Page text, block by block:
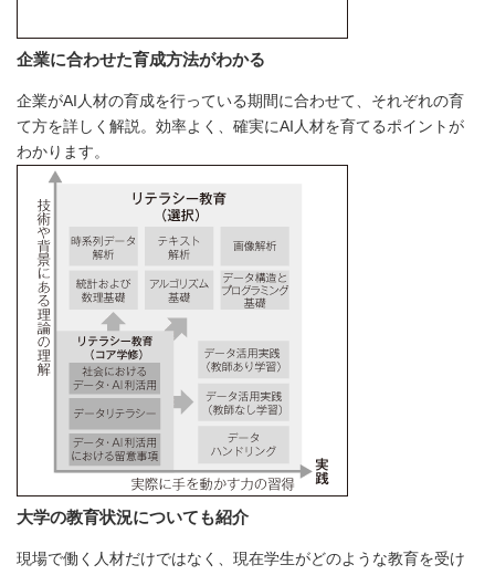
企業に合わせた育成方法がわかる
企業がAI人材の育成を行っている期間に合わせて、それぞれの育
て方を詳しく解説。効率よく、確実にAI人材を育てるポイントが
わかります。
大学の教育状況についても紹介
現場で働く人材だけではなく、現在学生がどのような教育を受け